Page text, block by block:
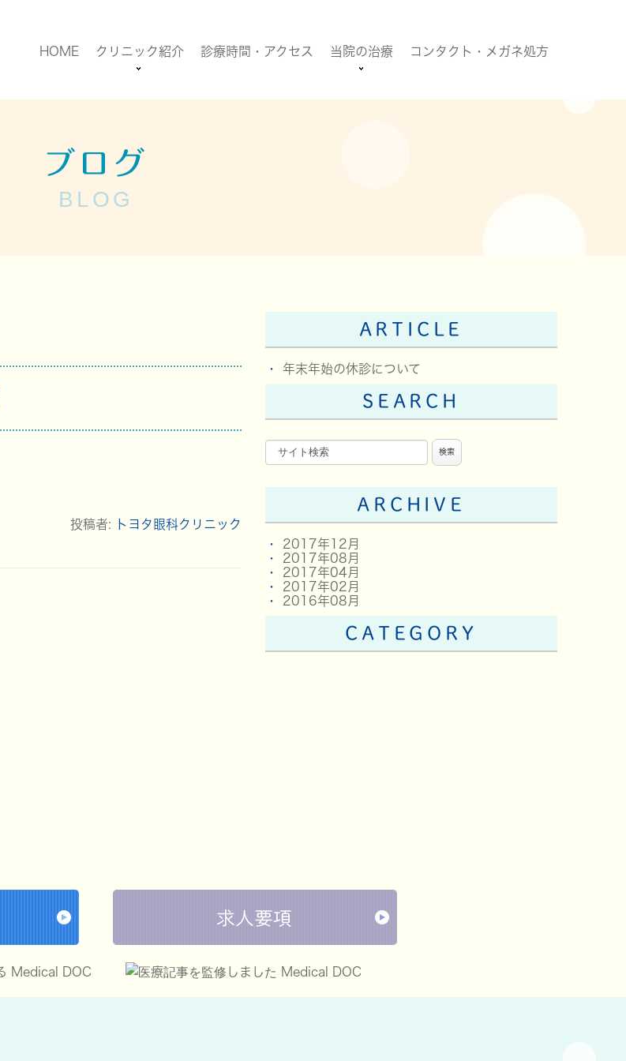
HOME クリニック紹介 診療時間・アクセス 当院の治療 コンタクト・メガネ処方
ブログ
BLOG
投稿者: トヨタ眼科クリニック
ARTICLE
年末年始の休診について
SEARCH
ARCHIVE
2017年12月
2017年08月
2017年04月
2017年02月
2016年08月
CATEGORY